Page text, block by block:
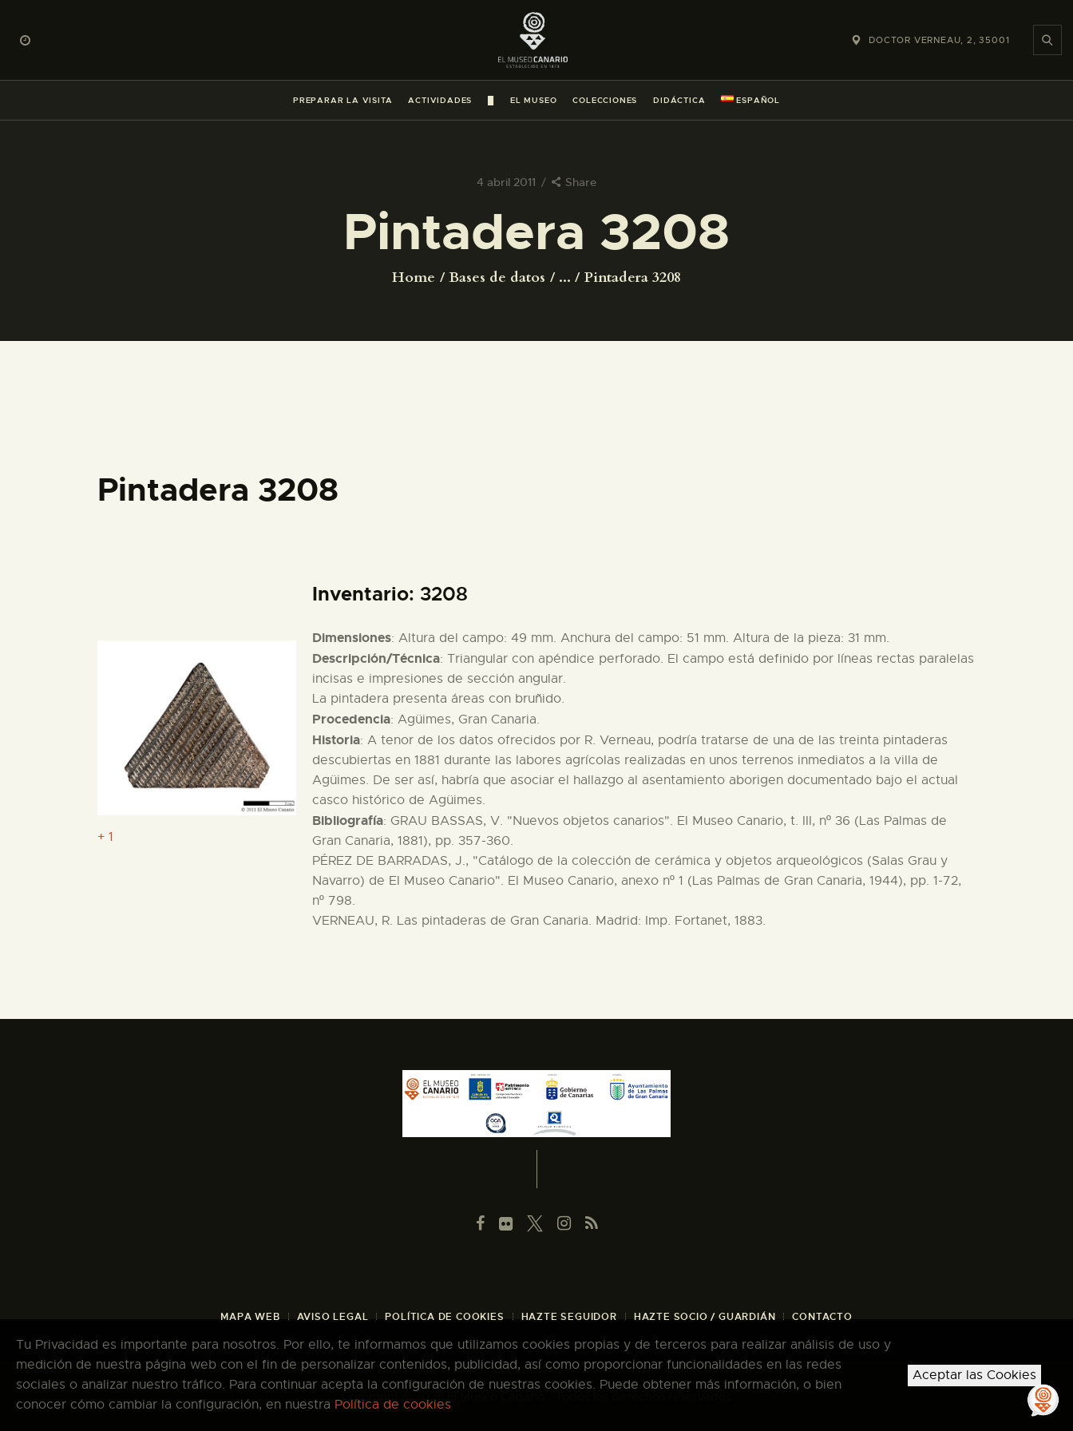
DOCTOR VERNEAU, 2, 35001
PREPARAR LA VISITA ACTIVIDADES EL MUSEO COLECCIONES DIDÁCTICA ESPAÑOL
4 abril 2011 Share
Pintadera 3208
Home Bases de datos ... Pintadera 3208
PREPARAR LA VISITA
ACTIVIDADES
█
COLECCIONES
DIDÁCTICA
DIDÁCTICA
ESPAÑOL
Pintadera 3208
+ 1
Inventario: 3208
Dimensiones: Altura del campo: 49 mm. Anchura del campo: 51 mm. Altura de la pieza: 31 mm.
Descripción/Técnica: Triangular con apéndice perforado. El campo está definido por líneas rectas paralelas
incisas e impresiones de sección angular.
La pintadera presenta áreas con bruñido.
Procedencia: Agüimes, Gran Canaria.
Historia: A tenor de los datos ofrecidos por R. Verneau, podría tratarse de una de las treinta pintaderas
descubiertas en 1881 durante las labores agrícolas realizadas en unos terrenos inmediatos a la villa de
Agüimes. De ser así, habría que asociar el hallazgo al asentamiento aborigen documentado bajo el actual
casco histórico de Agüimes.
Bibliografía: GRAU BASSAS, V. "Nuevos objetos canarios". El Museo Canario, t. III, nº 36 (Las Palmas de
Gran Canaria, 1881), pp. 357-360.
PÉREZ DE BARRADAS, J., "Catálogo de la colección de cerámica y objetos arqueológicos (Salas Grau y
Navarro) de El Museo Canario". El Museo Canario, anexo nº 1 (Las Palmas de Gran Canaria, 1944), pp. 1-72,
nº 798.
VERNEAU, R. Las pintaderas de Gran Canaria. Madrid: Imp. Fortanet, 1883.
MAPA WEB AVISO LEGAL POLÍTICA DE COOKIES HAZTE SEGUIDOR HAZTE SOCIO / GUARDIÁN CONTACTO
Copyright © 2026 El Museo Canario · Todos los derechos reservados
Tu Privacidad es importante para nosotros. Por ello, te informamos que utilizamos cookies propias y de terceros para realizar análisis de uso y
medición de nuestra página web con el fin de personalizar contenidos, publicidad, así como proporcionar funcionalidades en las redes
sociales o analizar nuestro tráfico. Para continuar acepta la configuración de nuestras cookies. Puede obtener más información, o bien
conocer cómo cambiar la configuración, en nuestra Política de cookies
Aceptar las Cookies